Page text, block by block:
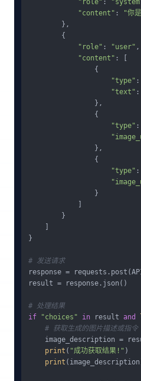
"content" :
"你
        },
        {
"role" : "user" ,
"content" : [
                {
"type" :
"text" :
                },
                {
"type" :
                },
                {
"type" :
                }
            ]
        }
    ]
}
# 发送请求
response =
result = response.json()
# 处理结果
if
"choices" in result and
# 获取生成的图片描述或指令
image_description =
print ( "成功获取结果!" )
print